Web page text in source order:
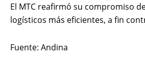
El MTC reafirmó su compromiso
logísticos más eficientes, a fin
Fuente: Andina